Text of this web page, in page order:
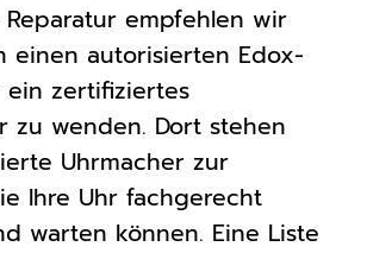
Reparatur empfehlen wir
einen autorisierten Edox-
zertifiziertes
zu wenden. Dort stehen
Uhrmacher zur
Ihre Uhr fachgerecht
warten können. Eine Liste